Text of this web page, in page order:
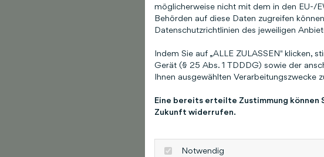
Wir
möglicherweise nicht mit dem in den EU-/
Behörden auf diese Daten zugreifen
Datenschutzrichtlinien des jeweiligen
Indem Sie auf „ALLE ZULASSEN" klicken,
Gerät (§ 25 Abs. 1 TDDDG) sowie der
Ihnen ausgewählten Verarbeitungszwecke
Eine bereits erteilte Zustimmung
Zukunft widerrufen.
Notwendig